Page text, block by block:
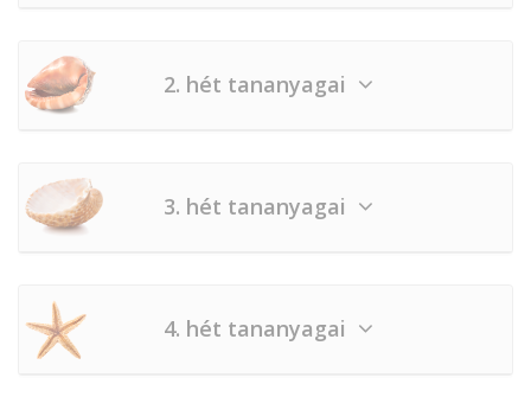
2. hét tananyagai
3. hét tananyagai
4. hét tananyagai